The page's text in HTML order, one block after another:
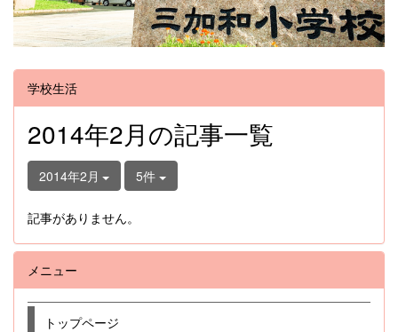
学校生活
2014年2月の記事一覧
2014年2月 5件
記事がありません。
メニュー
トップページ